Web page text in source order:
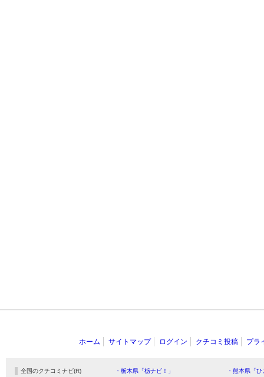
ホーム サイトマップ ログイン クチコミ投稿 プラ
全国のクチコミナビ(R) ・栃木県「栃ナビ！」 ・熊本県「